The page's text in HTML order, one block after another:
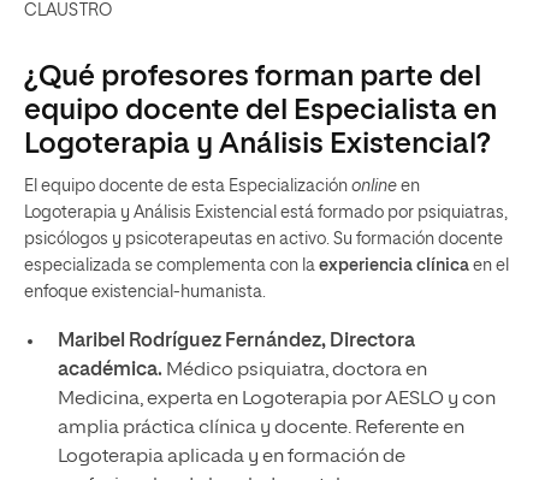
CLAUSTRO
¿Qué profesores forman parte del
equipo docente del Especialista en
Logoterapia y Análisis Existencial?
El equipo docente de esta Especialización online en
Logoterapia y Análisis Existencial está formado por psiquiatras,
psicólogos y psicoterapeutas en activo. Su formación docente
especializada se complementa con la experiencia clínica en el
enfoque existencial-humanista.
Maribel Rodríguez Fernández, Directora
académica. Médico psiquiatra, doctora en
Medicina, experta en Logoterapia por AESLO y con
amplia práctica clínica y docente. Referente en
Logoterapia aplicada y en formación de